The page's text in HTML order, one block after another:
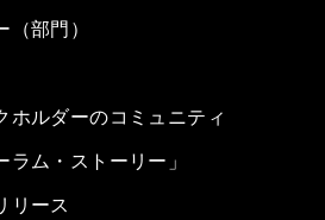
（部門）
ホルダーのコミュニティ
ラム・ストーリー」
リース